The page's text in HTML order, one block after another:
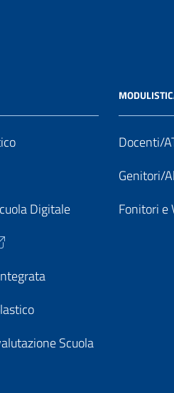
Digitale
Scuola
Docenti/
Genitori/
Fonitori e